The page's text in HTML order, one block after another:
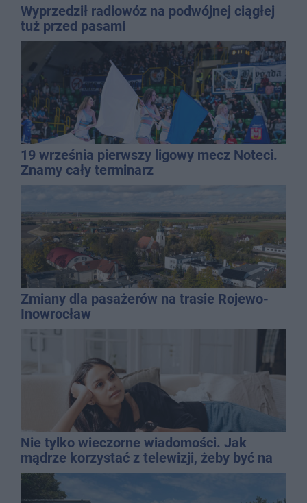
Wyprzedził radiowóz na podwójnej ciągłej
tuż przed pasami
19 września pierwszy ligowy mecz Noteci.
Znamy cały terminarz
Zmiany dla pasażerów na trasie Rojewo-
Inowrocław
Nie tylko wieczorne wiadomości. Jak
mądrze korzystać z telewizji, żeby być na
bieżąco, ale nie żyć w informacyjnym
chaosie?